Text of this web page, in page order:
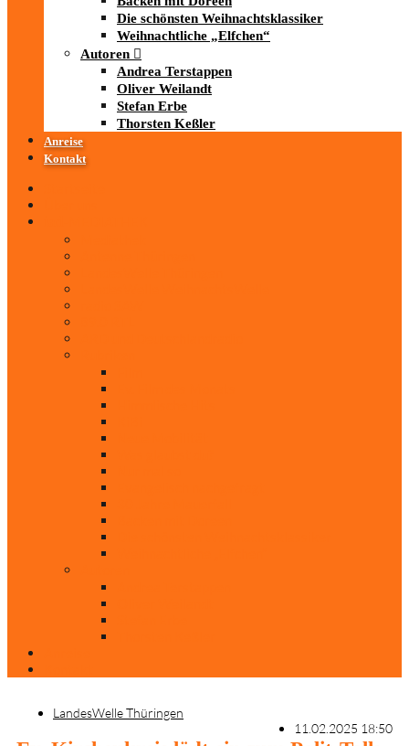
Die schönsten Weihnachtsklassiker
Weihnachtliche „Elfchen“
Autoren
Andrea Terstappen
Oliver Weilandt
Stefan Erbe
Thorsten Keßler
Anreise
Kontakt
LandesWelle Thüringen
11.02.2025 18:50